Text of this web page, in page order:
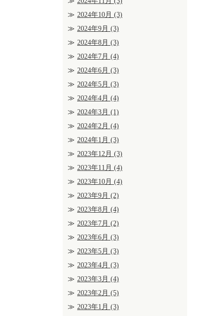
2024年10月 (3)
2024年9月 (3)
2024年8月 (3)
2024年7月 (4)
2024年6月 (3)
2024年5月 (3)
2024年4月 (4)
2024年3月 (1)
2024年2月 (4)
2024年1月 (3)
2023年12月 (3)
2023年11月 (4)
2023年10月 (4)
2023年9月 (2)
2023年8月 (4)
2023年7月 (2)
2023年6月 (3)
2023年5月 (3)
2023年4月 (3)
2023年3月 (4)
2023年2月 (5)
2023年1月 (3)